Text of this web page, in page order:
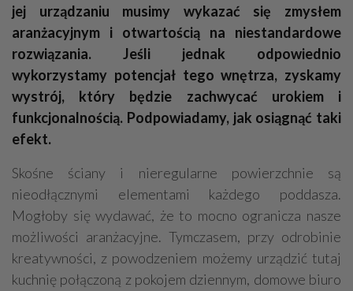
jej urządzaniu musimy wykazać się zmysłem
aranżacyjnym i otwartością na niestandardowe
rozwiązania. Jeśli jednak odpowiednio
wykorzystamy potencjał tego wnętrza, zyskamy
wystrój, który będzie zachwycać urokiem i
funkcjonalnością. Podpowiadamy, jak osiągnąć taki
efekt.
Skośne ściany i nieregularne powierzchnie są
nieodłącznymi elementami każdego poddasza.
Mogłoby się wydawać, że to mocno ogranicza nasze
możliwości aranżacyjne. Tymczasem, przy odrobinie
kreatywności, z powodzeniem możemy urządzić tutaj
kuchnię połączoną z pokojem dziennym, domowe biuro